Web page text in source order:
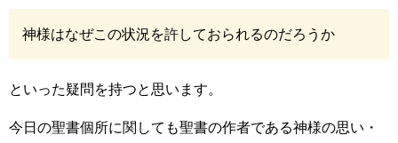
神様はなぜこの状況を許しておられるのだろうか
といった疑問を持つと思います。
今日の聖書個所に関しても聖書の作者である神様の思い・